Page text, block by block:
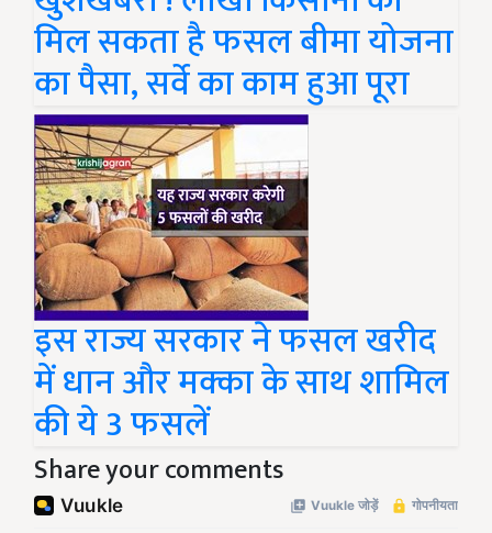
मिल सकता है फसल बीमा योजना
का पैसा, सर्वे का काम हुआ पूरा
इस राज्य सरकार ने फसल खरीद
में धान और मक्का के साथ शामिल
की ये 3 फसलें
Share your comments